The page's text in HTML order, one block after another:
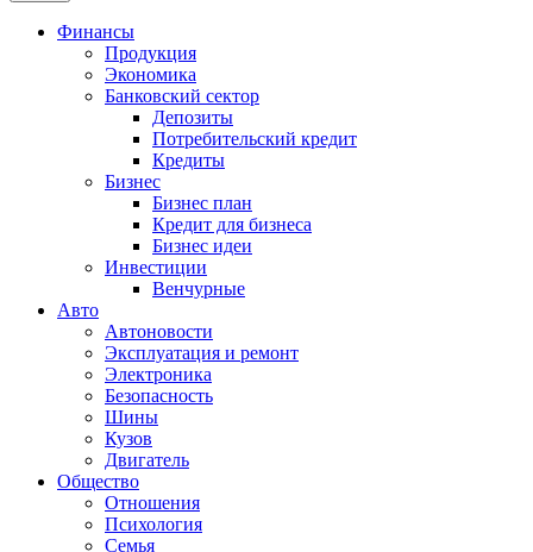
Финансы
Продукция
Экономика
Банковский сектор
Депозиты
Потребительский кредит
Кредиты
Бизнес
Бизнес план
Кредит для бизнеса
Бизнес идеи
Инвестиции
Венчурные
Авто
Автоновости
Эксплуатация и ремонт
Электроника
Безопасность
Шины
Кузов
Двигатель
Общество
Отношения
Психология
Семья